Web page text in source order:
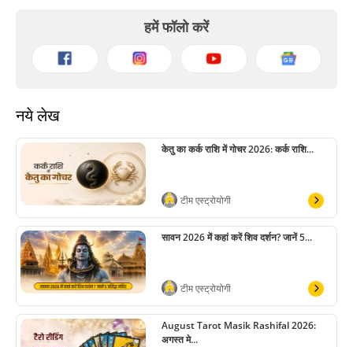
हमें फॉलो करें
नये लेख
केतु का कर्क राशि में गोचर 2026: कर्क राशि...
टीम एस्ट्रोयोगी
सावन 2026 में कहां करें शिव दर्शन? जानें 5...
टीम एस्ट्रोयोगी
August Tarot Masik Rashifal 2026:
अगस्त मे...